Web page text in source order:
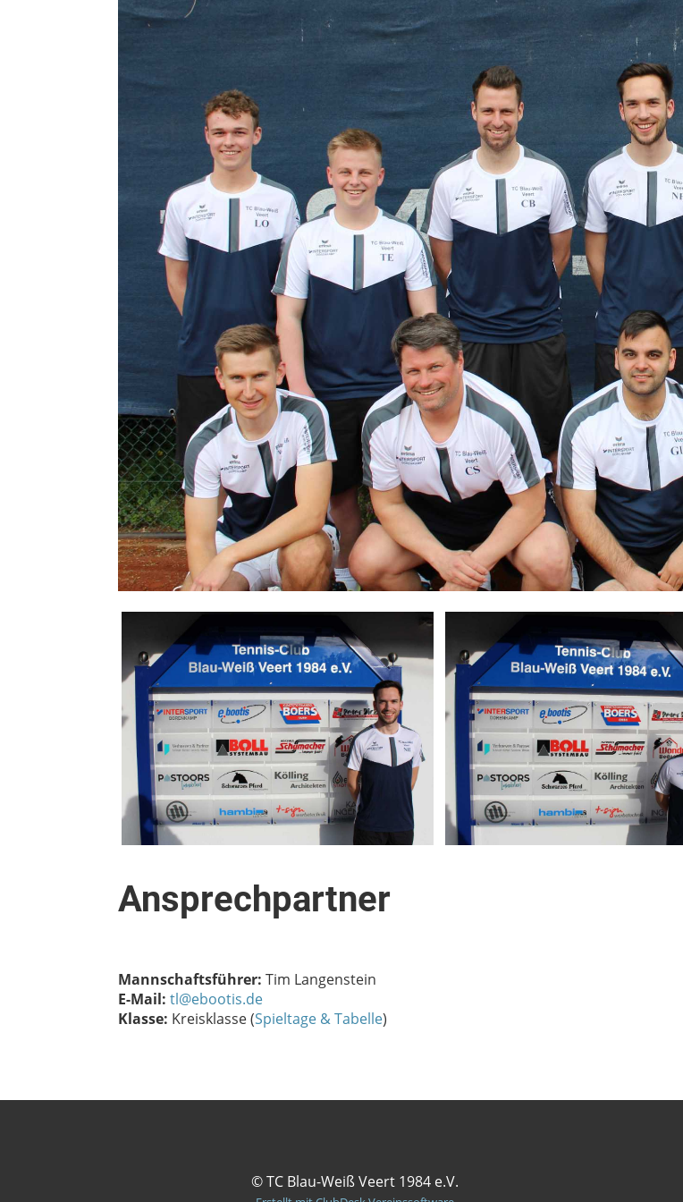
Ansprechpartner
Mannschaftsführer: Tim Langenstein
E-Mail: tl@ebootis.de
Klasse: Kreisklasse (Spieltage & Tabelle)
© TC Blau-Weiß Veert 1984 e.V.